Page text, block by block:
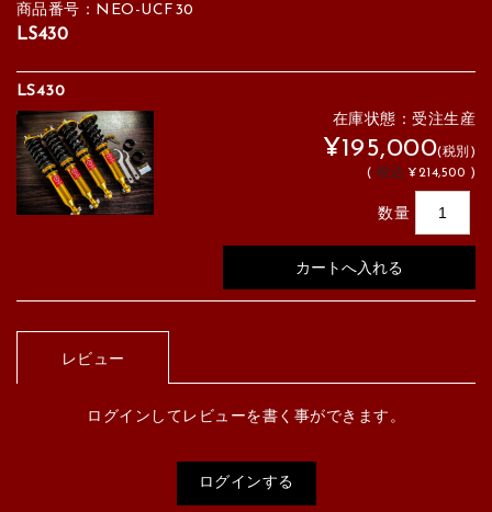
商品番号：NEO-UCF30
LS430
LS430
在庫状態：受注生産
¥195,000(税別)
(税込 ¥214,500 )
数量
レビュー
ログインしてレビューを書く事ができます。
ログインする